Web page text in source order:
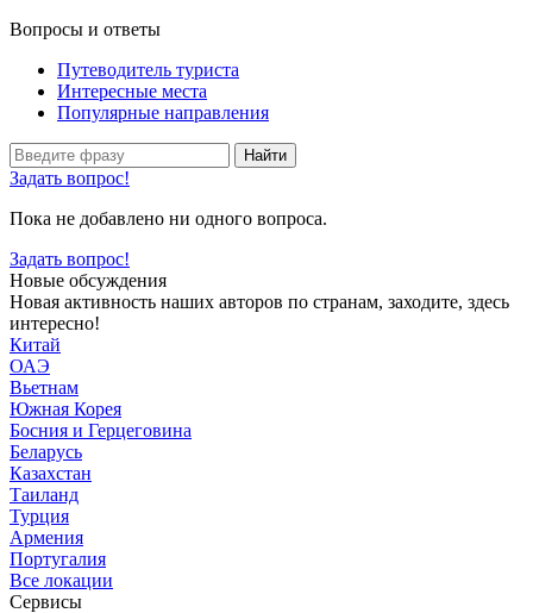
Вопросы и ответы
Путеводитель туриста
Интересные места
Популярные направления
Найти
Задать вопрос!
Пока не добавлено ни одного вопроса.
Задать вопрос!
Новые обсуждения
Новая активность наших авторов по странам, заходите, здесь
интересно!
Китай
ОАЭ
Вьетнам
Южная Корея
Босния и Герцеговина
Беларусь
Казахстан
Таиланд
Турция
Армения
Португалия
Все локации
Сервисы